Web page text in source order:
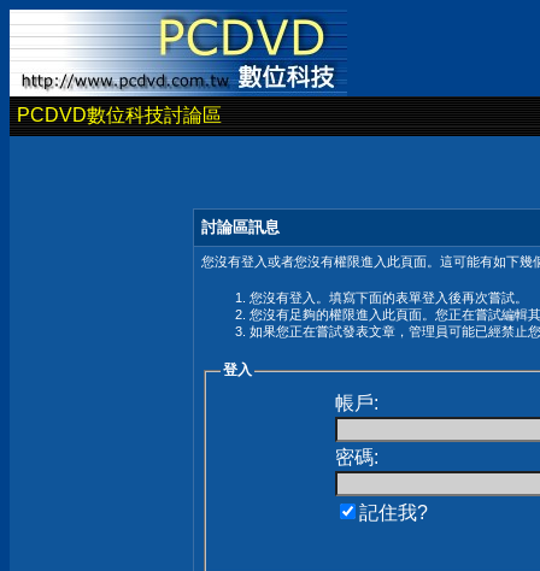
PCDVD數位科技討論區
討論區訊息
您沒有登入或者您沒有權限進入此頁面。這可能有如下幾
您沒有登入。填寫下面的表單登入後再次嘗試。
您沒有足夠的權限進入此頁面。您正在嘗試編輯
如果您正在嘗試發表文章，管理員可能已經禁止
登入
帳戶:
密碼:
記住我?